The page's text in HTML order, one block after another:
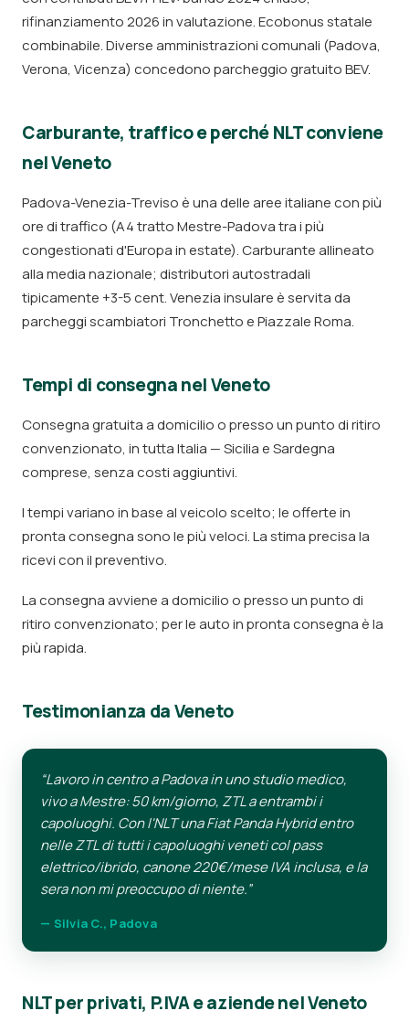
rifinanziamento 2026 in valutazione. Ecobonus statale
combinabile. Diverse amministrazioni comunali (Padova,
Verona, Vicenza) concedono parcheggio gratuito BEV.
Carburante, traffico e perché NLT conviene
nel Veneto
Padova-Venezia-Treviso è una delle aree italiane con più
ore di traffico (A4 tratto Mestre-Padova tra i più
congestionati d'Europa in estate). Carburante allineato
alla media nazionale; distributori autostradali
tipicamente +3-5 cent. Venezia insulare è servita da
parcheggi scambiatori Tronchetto e Piazzale Roma.
Tempi di consegna nel Veneto
Consegna gratuita a domicilio o presso un punto di ritiro
convenzionato, in tutta Italia — Sicilia e Sardegna
comprese, senza costi aggiuntivi.
I tempi variano in base al veicolo scelto; le offerte in
pronta consegna sono le più veloci. La stima precisa la
ricevi con il preventivo.
La consegna avviene a domicilio o presso un punto di
ritiro convenzionato; per le auto in pronta consegna è la
più rapida.
Testimonianza da Veneto
“Lavoro in centro a Padova in uno studio medico,
vivo a Mestre: 50 km/giorno, ZTL a entrambi i
capoluoghi. Con l'NLT una Fiat Panda Hybrid entro
nelle ZTL di tutti i capoluoghi veneti col pass
elettrico/ibrido, canone 220€/mese IVA inclusa, e la
sera non mi preoccupo di niente.”
— Silvia C., Padova
NLT per privati, P.IVA e aziende nel Veneto